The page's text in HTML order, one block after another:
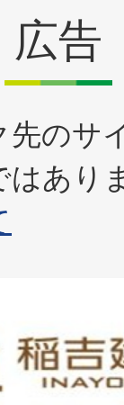
広告
のサ
はあり